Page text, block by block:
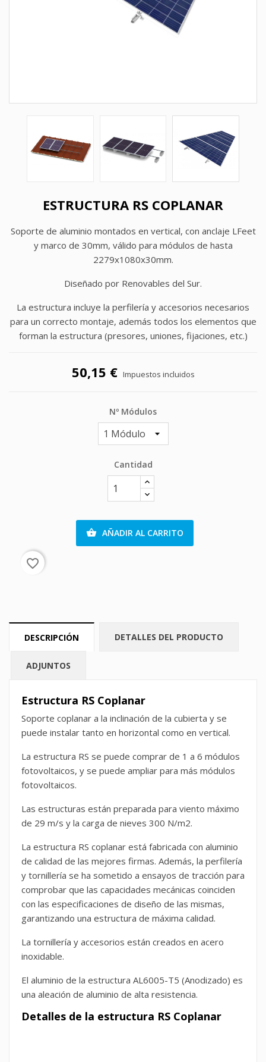
ESTRUCTURA RS COPLANAR
Soporte de aluminio montados en vertical, con anclaje LFeet
y marco de 30mm, válido para módulos de hasta
2279x1080x30mm.
Diseñado por Renovables del Sur.
La estructura incluye la perfilería y accesorios necesarios
para un correcto montaje, además todos los elementos que
forman la estructura (presores, uniones, fijaciones, etc.)
50,15 € Impuestos incluidos
Nº Módulos
Cantidad
 AÑADIR AL CARRITO
favorite_border
DESCRIPCIÓN DETALLES DEL PRODUCTO
ADJUNTOS
Estructura RS Coplanar
Soporte coplanar a la inclinación de la cubierta y se
puede instalar tanto en horizontal como en vertical.
La estructura RS se puede comprar de 1 a 6 módulos
fotovoltaicos, y se puede ampliar para más módulos
fotovoltaicos.
Las estructuras están preparada para viento máximo
de 29 m/s y la carga de nieves 300 N/m2.
La estructura RS coplanar está fabricada con aluminio
de calidad de las mejores firmas. Además, la perfilería
y tornillería se ha sometido a ensayos de tracción para
comprobar que las capacidades mecánicas coinciden
con las especificaciones de diseño de las mismas,
garantizando una estructura de máxima calidad.
La tornillería y accesorios están creados en acero
inoxidable.
El aluminio de la estructura AL6005-T5 (Anodizado) es
una aleación de aluminio de alta resistencia.
Detalles de la estructura RS Coplanar